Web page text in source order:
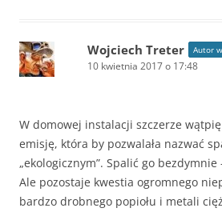
Wojciech Treter Autor
10 kwietnia 2017 o 17:48
W domowej instalacji szczerze
emisję, która by pozwalała nazwać
„ekologicznym”. Spalić go
Ale pozostaje kwestia ogromnego
bardzo drobnego popiołu i metali